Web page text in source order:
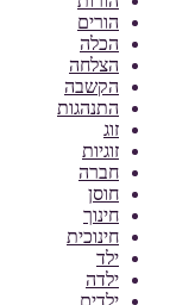
הורים
הכלה
הצלחה
הקשבה
התנהגות
זוג
זוגיות
חברה
חוסן
חינוך
חינוכית
ילד
ילדה
ילדים